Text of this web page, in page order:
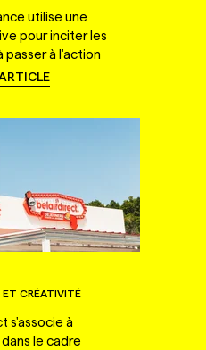
utilise une
pour inciter les
passer à l'action
CRÉATIVITÉ
s'associe à
le cadre